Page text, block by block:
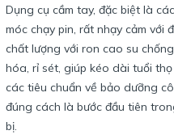
Dụng cụ cầm tay, đặc biệt là
móc chạy pin, rất nhạy cảm với
chất lượng với ron cao su
hóa, rỉ sét, giúp kéo dài tuổi
các tiêu chuẩn về bảo dưỡng
đúng cách là bước đầu tiên
bị.